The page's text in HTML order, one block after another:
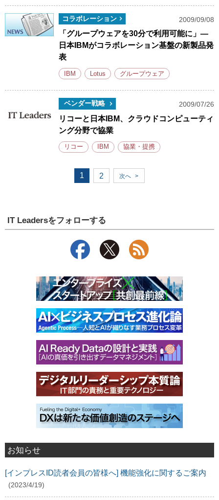
コラボレーション 2009/09/08
「グループウェアを30分で利用可能に」―
日本IBMがコラボレーション基盤の新製品発
表
IBM Lotus グループウェア
ベンダー戦略 2009/07/26
リコーと日本IBM、クラウドコンピューティ
ング分野で協業
リコー IBM 協業・提携
1 2 次へ >
IT Leadersをフォローする
お知らせ
[インプレスID読者会員の皆様へ] 機能強化に関するご案内
(2023/4/19)